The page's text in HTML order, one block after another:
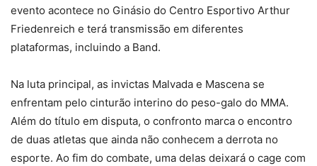
evento acontece no Ginásio do Centro Esportivo Arthur
Friedenreich e terá transmissão em diferentes
plataformas, incluindo a Band.
Na luta principal, as invictas Malvada e Mascena se
enfrentam pelo cinturão interino do peso-galo do MMA.
Além do título em disputa, o confronto marca o encontro
de duas atletas que ainda não conhecem a derrota no
esporte. Ao fim do combate, uma delas deixará o cage com